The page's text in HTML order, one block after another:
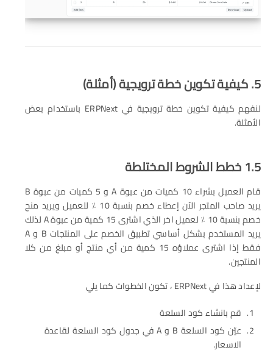
5. كيفية تكوين خطة ترويجية (أمثلة)
لنفهم كيفية تكوين خطة ترويجية في ERPNext باستخدام بعض
الأمثلة.
1.5 خطط الشروط المختلطة
قام العميل بشراء 10 كميات من عبوة A و 5 كميات من عبوة B
يريد صاحب المتجر الآن إعطاء خصم بنسبة 10 ٪ للعميل ويريد منح
خصم بنسبة 10 ٪ لعميل اخر الذي اشترى 15 كمية من عبوة A لذلك
يريد المستخدم بشكل أساسي تطبيق الخصم على المنتجات B و A
فقط إذا اشترى عملاؤه 15 كمية من أي منتج أو مبلغ من كلا
المنتجين.
لإعداد هذا في ERPNext ، تكون الخطوات كما يلي
قم بانشاء كود السلعة
عيّن كود السلعة B و A في جدول كود السلعة لقاعدة
الاسعار.